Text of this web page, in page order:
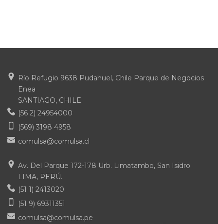
Río Refugio 9638 Pudahuel, Chile Parque de Negocios
Enea
SANTIAGO, CHILE.
(56 2) 24954000
(569) 3198 4958
comulsa@comulsa.cl
Av. Del Parque 172-178 Urb. Limatambo, San Isidro
LIMA, PERÚ.
(51 1) 2413020
(51 9) 69311351
comulsa@comulsa.pe